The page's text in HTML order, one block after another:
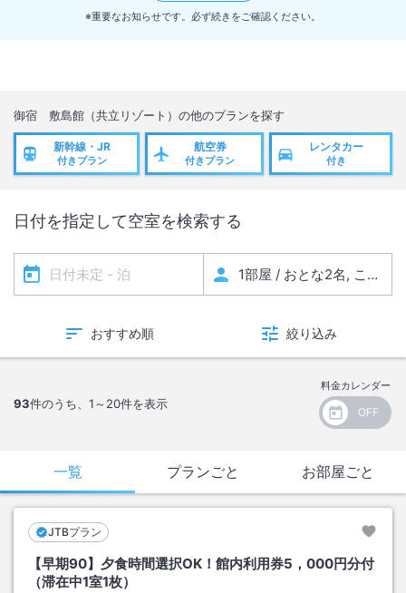
※重要なお知らせです。必ず続きをご確認ください。
御宿 敷島館（共立リゾート） の他のプランを探す
新幹線・JR
付きプラン
航空券
付きプラン
レンタカー
付き
日付を指定して空室を検索する
おすすめ順 絞り込み
93件のうち、 1～20件を表示
料金カレンダー
一覧 プランごと お部屋ごと
JTBプラン
【早期90】夕食時間選択OK！館内利用券5，000円分付
（滞在中1室1枚）